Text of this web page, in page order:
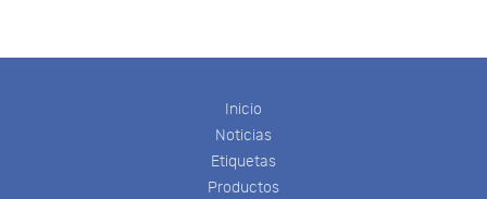
Inicio
Noticias
Etiquetas
Productos